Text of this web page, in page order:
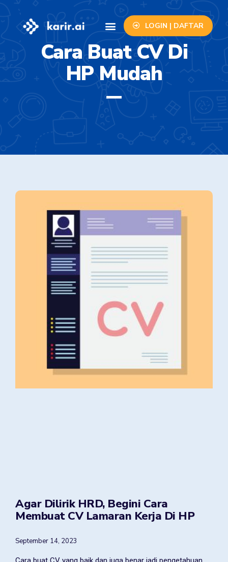
LOGIN | DAFTAR
Cara Buat CV Di
HP Mudah
Agar Dilirik HRD, Begini Cara
Membuat CV Lamaran Kerja Di HP
September 14, 2023